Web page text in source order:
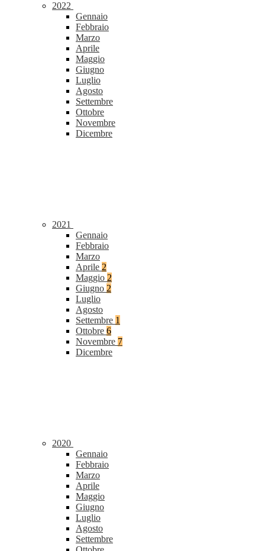
2022
Gennaio
Febbraio
Marzo
Aprile
Maggio
Giugno
Luglio
Agosto
Settembre
Ottobre
Novembre
Dicembre
2021
Gennaio
Febbraio
Marzo
Aprile 2
Maggio 2
Giugno 2
Luglio
Agosto
Settembre 1
Ottobre 6
Novembre 7
Dicembre
2020
Gennaio
Febbraio
Marzo
Aprile
Maggio
Giugno
Luglio
Agosto
Settembre